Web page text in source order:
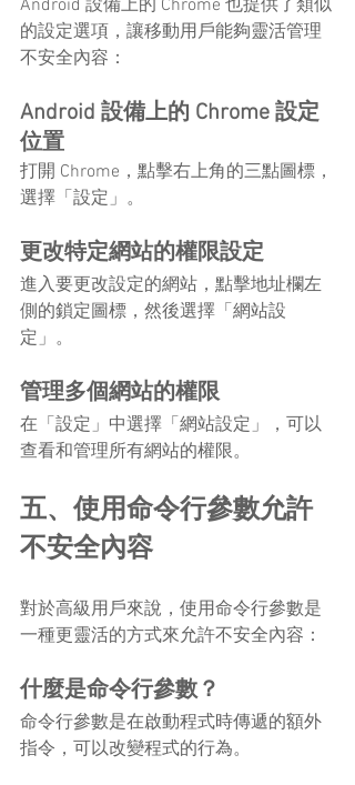
Android 設備上的 Chrome 也提供了類似
的設定選項，讓移動用戶能夠靈活管理
不安全內容：
Android 設備上的 Chrome 設定
位置
打開 Chrome，點擊右上角的三點圖標，
選擇「設定」。
更改特定網站的權限設定
進入要更改設定的網站，點擊地址欄左
側的鎖定圖標，然後選擇「網站設
定」。
管理多個網站的權限
在「設定」中選擇「網站設定」，可以
查看和管理所有網站的權限。
五、使用命令行參數允許
不安全內容
對於高級用戶來說，使用命令行參數是
一種更靈活的方式來允許不安全內容：
什麼是命令行參數？
命令行參數是在啟動程式時傳遞的額外
指令，可以改變程式的行為。